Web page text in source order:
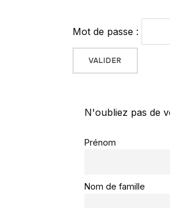
Mot de passe :
N'oubliez pas de
Prénom
Nom de famille